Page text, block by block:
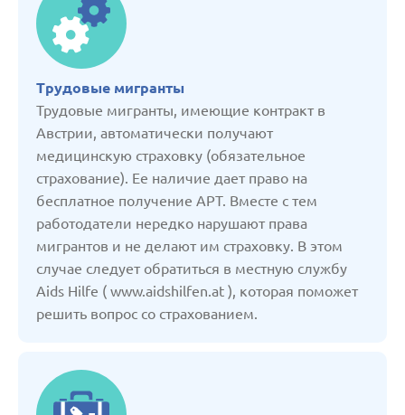
Трудовые мигранты
Трудовые мигранты, имеющие контракт в
Австрии, автоматически получают
медицинскую страховку (обязательное
страхование). Ее наличие дает право на
бесплатное получение АРТ. Вместе с тем
работодатели нередко нарушают права
мигрантов и не делают им страховку. В этом
случае следует обратиться в местную службу
Aids Hilfe ( www.aidshilfen.at ), которая поможет
решить вопрос со страхованием.
Дания
Испания
Италия
Казахстан
Кыргызстан
Латвия
Литва